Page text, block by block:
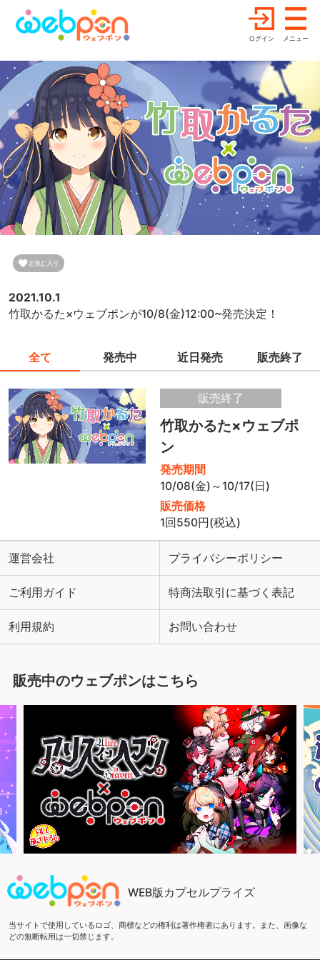
ログイン メニュー
2021.10.1
竹取かるた×ウェブポンが10/8(金)12:00~発売決定！
全て 発売中 近日発売 販売終了
販売終了
竹取かるた×ウェブポ
ン
発売期間
10/08(金)～10/17(日)
販売価格
1回550円(税込)
運営会社 プライバシーポリシー
ご利用ガイド 特商法取引に基づく表記
利用規約 お問い合わせ
販売中のウェブポンはこちら
WEB版カプセルプライズ
当サイトで使用しているロゴ、商標などの権利は著作権者にあります。また、画像な
どの無断転用は一切禁じます。